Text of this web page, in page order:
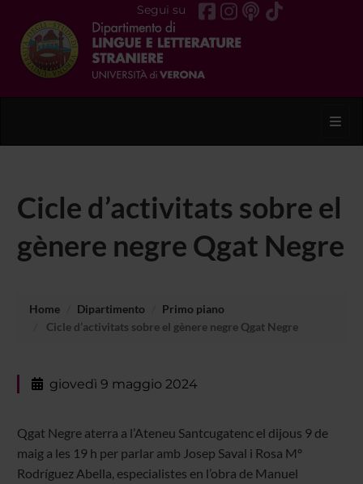
Segui su
Cicle d’activitats sobre el
gènere negre Qgat Negre
Home Dipartimento
Primo piano
Cicle d’activitats sobre el gènere negre Qgat Negre
giovedì 9 maggio 2024
Qgat Negre aterra a l’Ateneu Santcugatenc el dijous 9 de
maig a les 19 h per parlar amb Josep Saval i Rosa Mº
Rodríguez Abella, especialistes en l’obra de Manuel